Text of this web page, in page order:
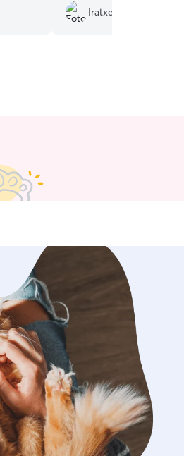
Estamos muy agradecidos
Iratxe G.